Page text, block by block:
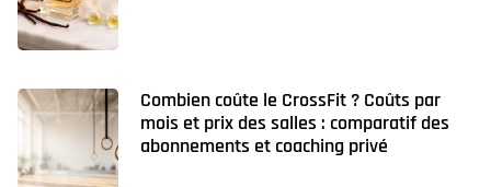
Combien coûte le CrossFit ? Coûts par
mois et prix des salles : comparatif des
abonnements et coaching privé